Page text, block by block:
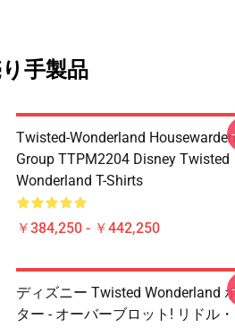
手製品
Twisted-Wonderland
Group TTPM2204 Disney Twisted
Wonderland T-Shirts
￥384,250 - ￥442,250
ディズニー Twisted Wonderland
ター - オーバーブロット! リドル